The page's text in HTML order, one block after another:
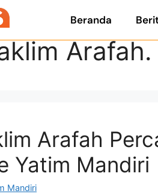
Beranda
Arafah
Yatim Mandiri
Mandiri